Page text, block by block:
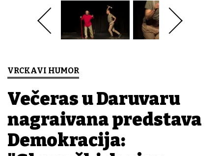
VRCKAVI HUMOR
Večeras u Daruvaru
nagrađivana predstava
Demokracija: